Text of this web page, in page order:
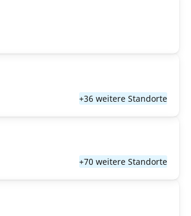
+36 weitere Standorte
+70 weitere Standorte